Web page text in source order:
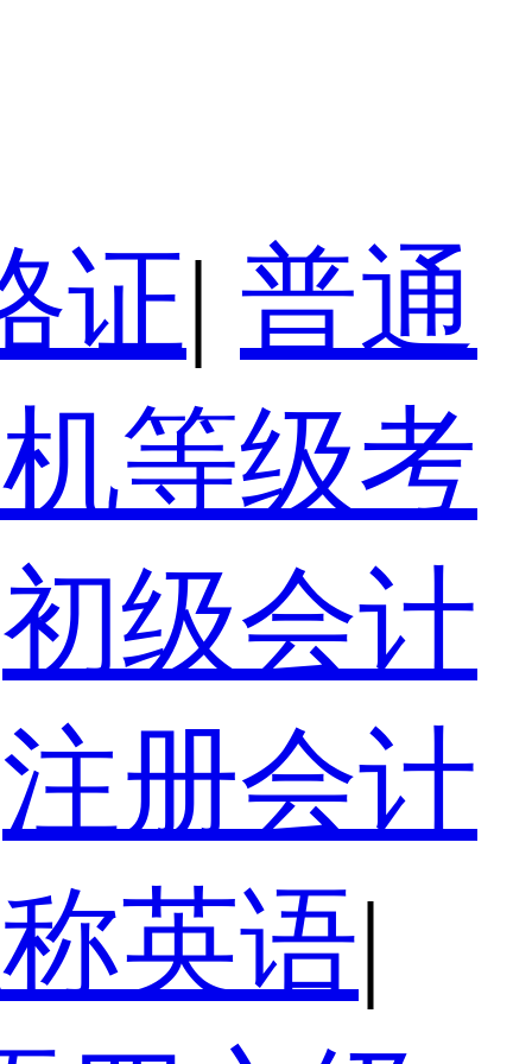
证| 普通
等级考
初级会计
注册会计
英语|